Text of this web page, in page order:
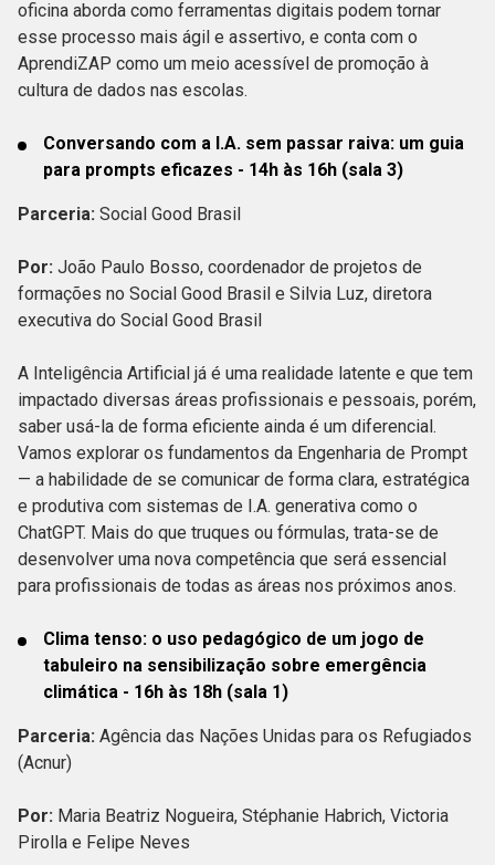
oficina aborda como ferramentas digitais podem tornar
esse processo mais ágil e assertivo, e conta com o
AprendiZAP como um meio acessível de promoção à
cultura de dados nas escolas.
Conversando com a I.A. sem passar raiva: um guia
para prompts eficazes - 14h às 16h (sala 3)
Parceria: Social Good Brasil
Por: João Paulo Bosso, coordenador de projetos de
formações no Social Good Brasil e Silvia Luz, diretora
executiva do Social Good Brasil
A Inteligência Artificial já é uma realidade latente e que tem
impactado diversas áreas profissionais e pessoais, porém,
saber usá-la de forma eficiente ainda é um diferencial.
Vamos explorar os fundamentos da Engenharia de Prompt
— a habilidade de se comunicar de forma clara, estratégica
e produtiva com sistemas de I.A. generativa como o
ChatGPT. Mais do que truques ou fórmulas, trata-se de
desenvolver uma nova competência que será essencial
para profissionais de todas as áreas nos próximos anos.
Clima tenso: o uso pedagógico de um jogo de
tabuleiro na sensibilização sobre emergência
climática - 16h às 18h (sala 1)
Parceria: Agência das Nações Unidas para os Refugiados
(Acnur)
Por: Maria Beatriz Nogueira, Stéphanie Habrich, Victoria
Pirolla e Felipe Neves